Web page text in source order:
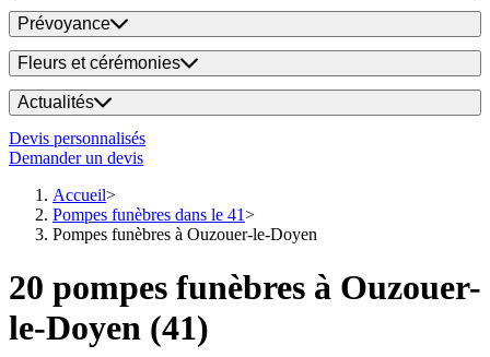
Prévoyance
Fleurs et cérémonies
Actualités
Devis personnalisés
Demander un devis
Accueil
Pompes funèbres dans le 41
Pompes funèbres à Ouzouer-le-Doyen
20 pompes funèbres à Ouzouer-
le-Doyen (41)